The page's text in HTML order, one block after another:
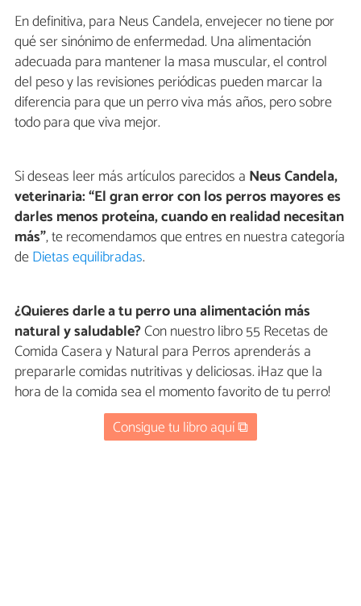
En definitiva, para Neus Candela, envejecer no tiene por
qué ser sinónimo de enfermedad. Una alimentación
adecuada para mantener la masa muscular, el control
del peso y las revisiones periódicas pueden marcar la
diferencia para que un perro viva más años, pero sobre
todo para que viva mejor.
Si deseas leer más artículos parecidos a Neus Candela,
veterinaria: “El gran error con los perros mayores es
darles menos proteína, cuando en realidad necesitan
más”, te recomendamos que entres en nuestra categoría
deDietas equilibradas.
¿Quieres darle a tu perro una alimentación más
natural y saludable?Con nuestro libro 55 Recetas de
Comida Casera y Natural para Perros aprenderás a
prepararle comidas nutritivas y deliciosas. ¡Haz que la
hora de la comida sea el momento favorito de tu perro!
Consigue tu libro aquí ⧉